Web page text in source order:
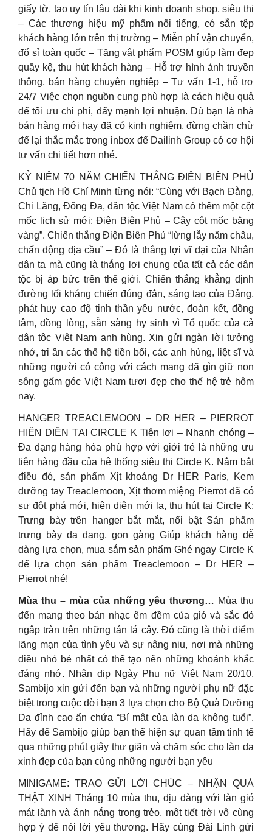
giấy tờ, tạo uy tín lâu dài khi kinh doanh shop, siêu thị
– Các thương hiệu mỹ phẩm nổi tiếng, có sẵn tệp
khách hàng lớn trên thị trường – Miễn phí vận chuyển,
đổ sỉ toàn quốc – Tặng vật phẩm POSM giúp làm đẹp
quầy kệ, thu hút khách hàng – Hỗ trợ hình ảnh truyền
thông, bán hàng chuyên nghiệp – Tư vấn 1-1, hỗ trợ
24/7 Việc chọn nguồn cung phù hợp là cách hiệu quả
để tối ưu chi phí, đẩy mạnh lợi nhuận. Dù bạn là nhà
bán hàng mới hay đã có kinh nghiệm, đừng chần chừ
để lại thắc mắc trong inbox để Dailinh Group có cơ hội
tư vấn chi tiết hơn nhé.
KỶ NIỆM 70 NĂM CHIẾN THẮNG ĐIỆN BIÊN PHỦ
Chủ tịch Hồ Chí Minh từng nói: “Cùng với Bạch Đằng,
Chi Lăng, Đống Đa, dân tộc Việt Nam có thêm một cột
mốc lịch sử mới: Điện Biên Phủ – Cây cột mốc bằng
vàng”. Chiến thắng Điện Biên Phủ “lừng lẫy năm châu,
chấn động địa cầu” – Đó là thắng lợi vĩ đại của Nhân
dân ta mà cũng là thắng lợi chung của tất cả các dân
tộc bị áp bức trên thế giới. Chiến thắng khẳng định
đường lối kháng chiến đúng đắn, sáng tạo của Đảng,
phát huy cao độ tinh thần yêu nước, đoàn kết, đồng
tâm, đồng lòng, sẵn sàng hy sinh vì Tổ quốc của cả
dân tộc Việt Nam anh hùng. Xin gửi ngàn lời tưởng
nhớ, tri ân các thế hệ tiền bối, các anh hùng, liệt sĩ và
những người có công với cách mạng đã gìn giữ non
sông gấm góc Việt Nam tươi đẹp cho thế hệ trẻ hôm
nay.
HANGER TREACLEMOON – DR HER – PIERROT
HIỆN DIỆN TẠI CIRCLE K Tiện lợi – Nhanh chóng –
Đa dạng hàng hóa phù hợp với giới trẻ là những ưu
tiên hàng đầu của hệ thống siêu thị Circle K. Nắm bắt
điều đó, sản phẩm Xịt khoáng Dr HER Paris, Kem
dưỡng tay Treaclemoon, Xịt thơm miệng Pierrot đã có
sự đột phá mới, hiện diện mới lạ, thu hút tại Circle K:
Trưng bày trên hanger bắt mắt, nổi bật Sản phẩm
trưng bày đa dạng, gọn gàng Giúp khách hàng dễ
dàng lựa chọn, mua sắm sản phẩm Ghé ngay Circle K
để lựa chọn sản phẩm Treaclemoon – Dr HER –
Pierrot nhé!
Mùa thu – mùa của những yêu thương… Mùa thu
đến mang theo bản nhạc êm đềm của gió và sắc đỏ
ngập tràn trên những tán lá cây. Đó cũng là thời điểm
lãng mạn của tình yêu và sự nâng niu, nơi mà những
điều nhỏ bé nhất có thể tạo nên những khoảnh khắc
đáng nhớ. Nhân dịp Ngày Phụ nữ Việt Nam 20/10,
Sambijo xin gửi đến bạn và những người phụ nữ đặc
biệt trong cuộc đời bạn 3 lựa chọn cho Bộ Quà Dưỡng
Da đỉnh cao ẩn chứa “Bí mật của làn da không tuổi”.
Hãy để Sambijo giúp bạn thể hiện sự quan tâm tinh tế
qua những phút giây thư giãn và chăm sóc cho làn da
xinh đẹp của bạn cùng những người bạn yêu
MINIGAME: TRAO GỬI LỜI CHÚC – NHẬN QUÀ
THẬT XINH Tháng 10 mùa thu, dịu dàng với làn gió
mát lành và ánh nắng trong trẻo, một tiết trời vô cùng
hợp ý để nói lời yêu thương. Hãy cùng Đài Linh gửi